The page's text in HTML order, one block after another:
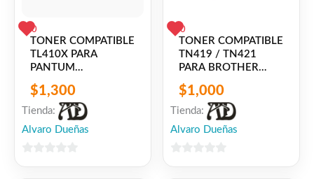
0
TONER COMPATIBLE
TL410X PARA
PANTUM
P3010D/DN,P3300DN/DW,M6700D/
$1,300
Tienda:
Alvaro Dueñas
0
TONER COMPATIBLE
TN419 / TN421
PARA BROTHER
DCP-L8410CDN, HL-
L8260CDW, HL-
L8360CDW, MFC-
L8690CDW, MFC-
L8900CDW / MFC-
$1,000
Tienda:
Alvaro Dueñas